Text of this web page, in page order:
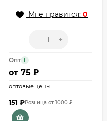
Мне нравится: 0
- +
Опт i
от 75 ₽
оптовые цены
151 ₽Розница от 1000 ₽